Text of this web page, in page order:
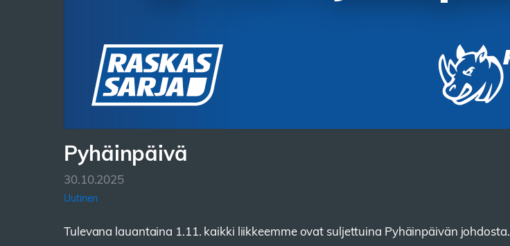
Pyhäinpäivä
30.10.2025
Uutinen
Tulevana lauantaina 1.11. kaikki liikkeemme ovat suljettuina Pyhäinpäivän johdosta.